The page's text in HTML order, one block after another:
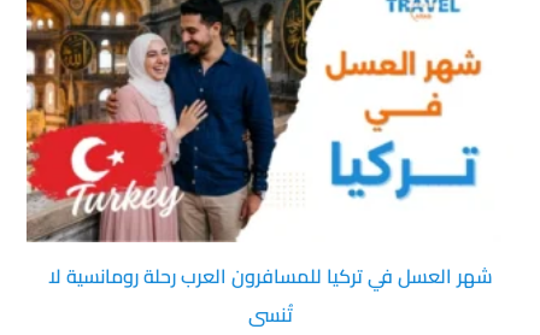
شهر العسل في تركيا للمسافرون العرب رحلة رومانسية لا
تُنسى